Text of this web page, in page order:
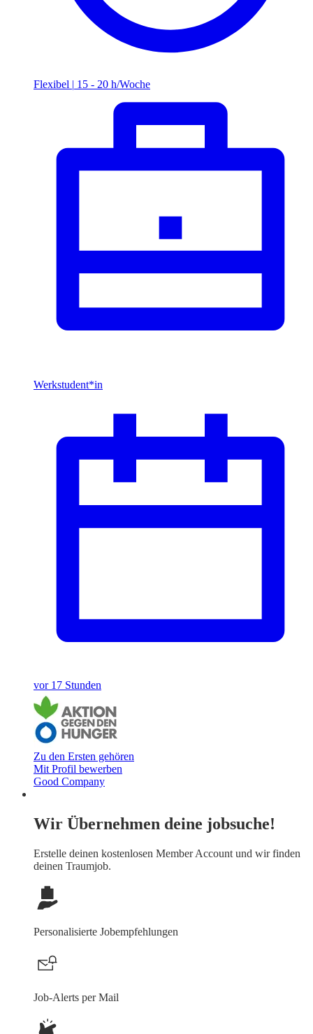
Flexibel | 15 - 20 h/Woche
Werkstudent*in
vor 17 Stunden
Zu den Ersten gehören
Mit Profil bewerben
Good Company
Wir Übernehmen deine jobsuche!
Erstelle deinen kostenlosen Member Account und wir finden
deinen Traumjob.
Personalisierte Jobempfehlungen
Job-Alerts per Mail